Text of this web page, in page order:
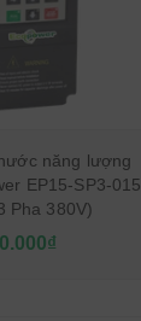
năng lượng
EP15-SP3-015
Pha 380V)